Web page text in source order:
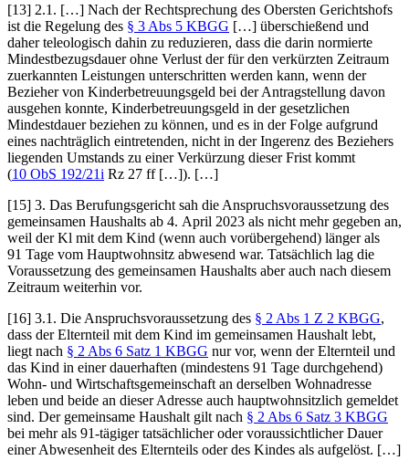
[13] 2.1. […] Nach der Rechtsprechung des Obersten Gerichtshofs
ist die Regelung des § 3 Abs 5 KBGG […] überschießend und
daher teleologisch dahin zu reduzieren, dass die darin normierte
Mindestbezugsdauer ohne Verlust der für den verkürzten Zeitraum
zuerkannten Leistungen unterschritten werden kann, wenn der
Bezieher von Kinderbetreuungsgeld bei der Antragstellung davon
ausgehen konnte, Kinderbetreuungsgeld in der gesetzlichen
Mindestdauer beziehen zu können, und es in der Folge aufgrund
eines nachträglich eintretenden, nicht in der Ingerenz des Beziehers
liegenden Umstands zu einer Verkürzung dieser Frist kommt
(10 ObS 192/21i Rz 27 ff […]). […]
[15] 3. Das Berufungsgericht sah die Anspruchsvoraussetzung des
gemeinsamen Haushalts ab 4. April 2023 als nicht mehr gegeben an,
weil der Kl mit dem Kind (wenn auch vorübergehend) länger als
91 Tage vom Hauptwohnsitz abwesend war. Tatsächlich lag die
Voraussetzung des gemeinsamen Haushalts aber auch nach diesem
Zeitraum weiterhin vor.
[16] 3.1. Die Anspruchsvoraussetzung des § 2 Abs 1 Z 2 KBGG,
dass der Elternteil mit dem Kind im gemeinsamen Haushalt lebt,
liegt nach § 2 Abs 6 Satz 1 KBGG nur vor, wenn der Elternteil und
das Kind in einer dauerhaften (mindestens 91 Tage durchgehend)
Wohn- und Wirtschaftsgemeinschaft an derselben Wohnadresse
leben und beide an dieser Adresse auch hauptwohnsitzlich gemeldet
sind. Der gemeinsame Haushalt gilt nach § 2 Abs 6 Satz 3 KBGG
bei mehr als 91-tägiger tatsächlicher oder voraussichtlicher Dauer
einer Abwesenheit des Elternteils oder des Kindes als aufgelöst. […]